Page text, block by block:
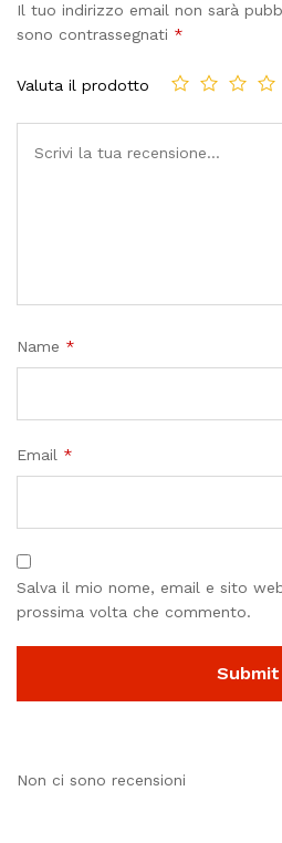
Il tuo indirizzo email non sarà
sono contrassegnati *
Valuta il prodotto
Name *
Email *
Salva il mio nome, email e sito
prossima volta che commento.
Non ci sono recensioni